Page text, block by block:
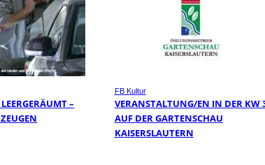
–
FB Kultur
VERANSTALTUNG/EN IN DER KW
AUF DER GARTENSCHAU
KAISERSLAUTERN